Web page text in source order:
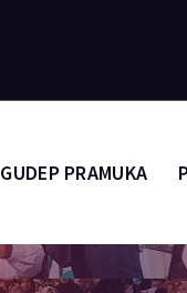
GUDEP PRAMUKA